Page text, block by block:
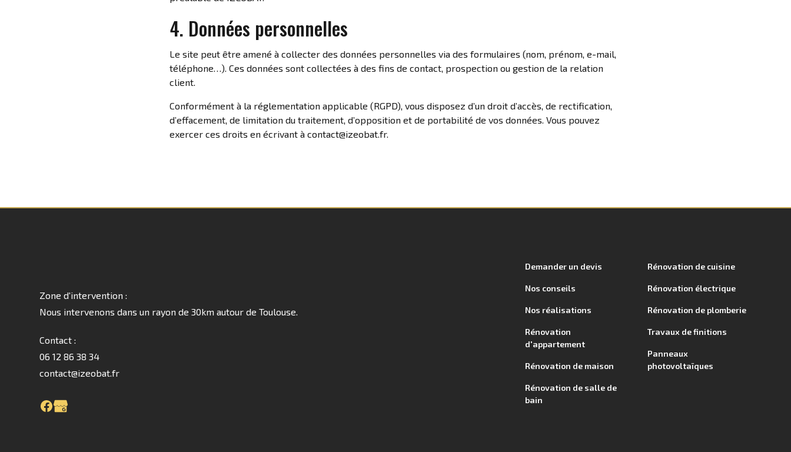
4. Données personnelles
Le site peut être amené à collecter des données personnelles via des formulaires (nom, prénom, e-mail,
téléphone…). Ces données sont collectées à des fins de contact, prospection ou gestion de la relation
client.
Conformément à la réglementation applicable (RGPD), vous disposez d’un droit d’accès, de rectification,
d’effacement, de limitation du traitement, d’opposition et de portabilité de vos données. Vous pouvez
exercer ces droits en écrivant à contact@izeobat.fr.
Zone d'intervention :
Nous intervenons dans un rayon de 30km autour de Toulouse.
Contact :
06 12 86 38 34
contact@izeobat.fr
Demander un devis
Nos conseils
Nos réalisations
Rénovation
d'appartement
Rénovation de maison
Rénovation de salle de
bain
Rénovation de cuisine
Rénovation électrique
Rénovation de plomberie
Travaux de finitions
Panneaux
photovoltaïques